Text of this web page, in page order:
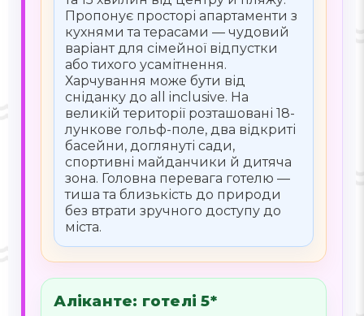
Пропонує просторі апартаменти з
кухнями та терасами — чудовий
варіант для сімейної відпустки
або тихого усамітнення.
Харчування може бути від
сніданку до all inclusive. На
великій території розташовані 18-
лункове гольф-поле, два відкриті
басейни, доглянуті сади,
спортивні майданчики й дитяча
зона. Головна перевага готелю —
тиша та близькість до природи
без втрати зручного доступу до
міста.
Аліканте: готелі 5*